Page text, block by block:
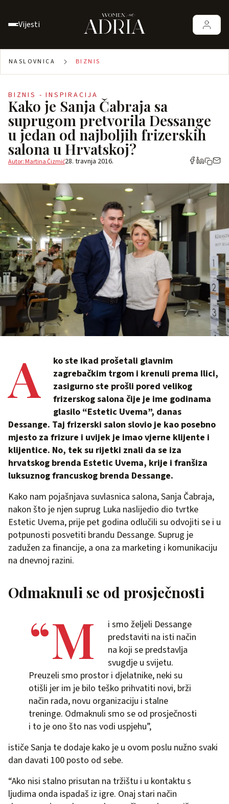
Vijesti
NASLOVNICA BIZNIS
BIZNIS - INSPIRACIJA
Kako je Sanja Čabraja sa
suprugom pretvorila Dessange
u jedan od najboljih frizerskih
salona u Hrvatskoj?
Autor: Martina Čizmić28. travnja 2016.
A
ko ste ikad prošetali glavnim
zagrebačkim trgom i krenuli prema Ilici,
zasigurno ste prošli pored velikog
frizerskog salona čije je ime godinama
glasilo “Estetic Uvema”, danas
Dessange. Taj frizerski salon slovio je kao posebno
mjesto za frizure i uvijek je imao vjerne klijente i
klijentice. No, tek su rijetki znali da se iza
hrvatskog brenda Estetic Uvema, krije i franšiza
luksuznog francuskog brenda Dessange.
Kako nam pojašnjava suvlasnica salona, Sanja Čabraja,
nakon što je njen suprug Luka naslijedio dio tvrtke
Estetic Uvema, prije pet godina odlučili su odvojiti se i u
potpunosti posvetiti brandu Dessange. Suprug je
zadužen za financije, a ona za marketing i komunikaciju
na dnevnoj razini.
Odmaknuli se od prosječnosti
“M
i smo željeli Dessange
predstaviti na isti način
na koji se predstavlja
svugdje u svijetu.
Preuzeli smo prostor i djelatnike, neki su
otišli jer im je bilo teško prihvatiti novi, brži
način rada, novu organizaciju i stalne
treninge. Odmaknuli smo se od prosječnosti
i to je ono što nas vodi uspjehu”,
ističe Sanja te dodaje kako je u ovom poslu nužno svaki
dan davati 100 posto od sebe.
“Ako nisi stalno prisutan na tržištu i u kontaktu s
ljudima onda ispadaš iz igre. Onaj stari način